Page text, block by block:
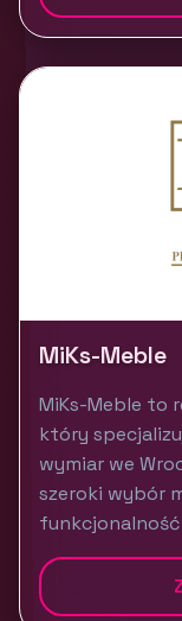
MiKs-Meble
MiKs-Meble to
który
wymiar we
szeroki wybór